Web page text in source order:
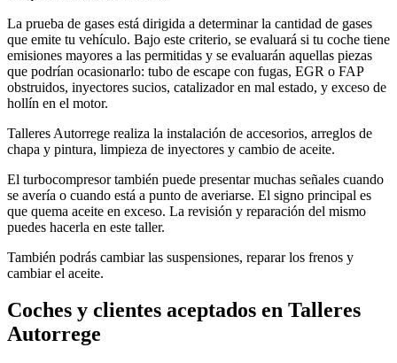
La prueba de gases está dirigida a determinar la cantidad de gases
que emite tu vehículo. Bajo este criterio, se evaluará si tu coche tiene
emisiones mayores a las permitidas y se evaluarán aquellas piezas
que podrían ocasionarlo: tubo de escape con fugas, EGR o FAP
obstruidos, inyectores sucios, catalizador en mal estado, y exceso de
hollín en el motor.
Talleres Autorrege realiza la instalación de accesorios, arreglos de
chapa y pintura, limpieza de inyectores y cambio de aceite.
El turbocompresor también puede presentar muchas señales cuando
se avería o cuando está a punto de averiarse. El signo principal es
que quema aceite en exceso. La revisión y reparación del mismo
puedes hacerla en este taller.
También podrás cambiar las suspensiones, reparar los frenos y
cambiar el aceite.
Coches y clientes aceptados en Talleres
Autorrege